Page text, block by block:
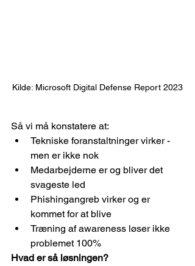
Kilde: Microsoft Digital Defense Report 2023
Så vi må konstatere at:
Tekniske foranstaltninger virker -
men er ikke nok
Medarbejderne er og bliver det
svageste led
Phishingangreb virker og er
kommet for at blive
Træning af awareness løser ikke
problemet 100%
Hvad er så løsningen?